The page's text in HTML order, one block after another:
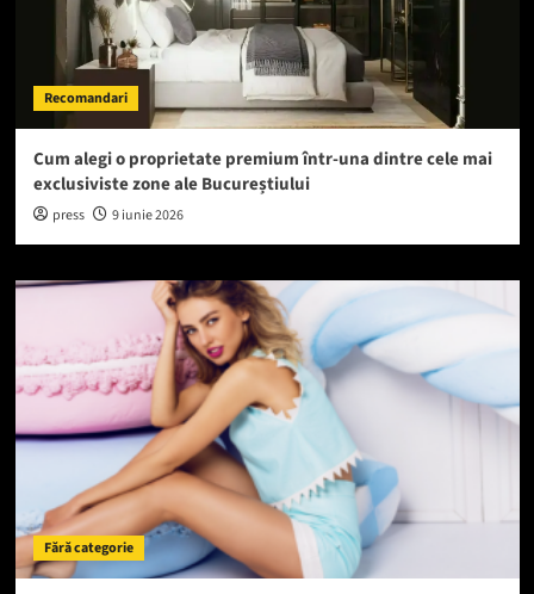
Recomandari
Cum alegi o proprietate premium într-una dintre cele mai
exclusiviste zone ale Bucureștiului
press 9 iunie 2026
Fără categorie